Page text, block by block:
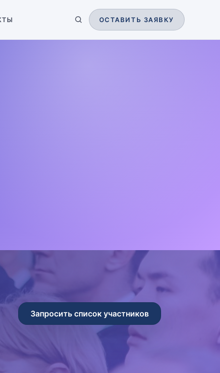
ОСТАВИТЬ ЗАЯВКУ
Запросить список участников